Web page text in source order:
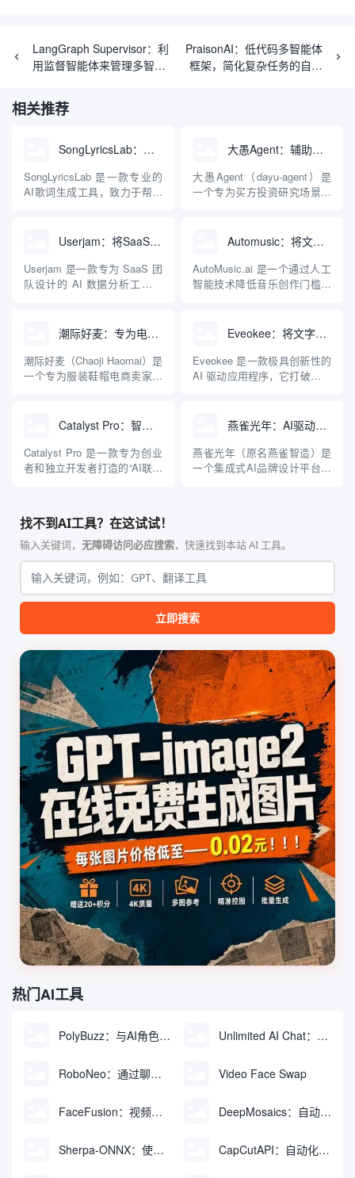
LangGraph Supervisor：利
用监督智能体来管理多智能
PraisonAI：低代码多智能体
框架，简化复杂任务的自动
相关推荐
SongLyricsLab：辅助生成具有专业结构的原创歌曲歌词工具
SongLyricsLab 是一款专业的
AI歌词生成工具，致力于帮助
输入主题就吐出整首空洞歌词
的传统生成器不同，
SongLyricsLab 基于对用户故
事的深度挖掘，采用独创的五
大愚Agent：辅助买方分析并解读财报的智能体系统
大愚Agent（dayu-agent）是
一个专为买方投资研究场景设
大语言模型（LLM）能力、结
构化财报提取工具、自动化的
财报下载与预处理数据管线，
以及研报撰写流程深度结合，
Userjam：将SaaS产品数据转化为自然语言故事的AI分析工具
Userjam 是一款专为 SaaS 团
队设计的 AI 数据分析工具，
易被忽视的问题。它不要求用
户构建复杂的图表，而是利用
人工智能技术，直接接入现有
的数据源（如 PostHog, Mi...
Automusic：将文本和歌词转化为原创歌曲的AI生成工具
AutoMusic.ai 是一个通过人工
智能技术降低音乐创作门槛的
知识、演奏乐器或使用复杂的
数字音频工作站（DAW），只
需输入一段文字描述或具体的
歌词，就能生成一首完整的歌
潮际好麦：专为电商卖家打造的AI模特试衣与商拍图生成工具
潮际好麦（Chaoji Haomai）是
一个专为服装鞋帽电商卖家设
中“模特贵、拍摄慢、修图难”
的核心痛点。该平台利用
AIGC（人工智能生成内容）技
术，让用户无需聘请真实模特
Eveokee：将文字日记自动转化为个性化音乐的AI生成工具
Eveokee 是一款极具创新性的
AI 驱动应用程序，它打破了传
的日记变成声音”，利用人工智
能技术分析用户输入的文字内
容和潜在情绪，自动谱写并生
成一首独一无二的歌曲。用户
Catalyst Pro：智能商业创意验证与AI联合创始人，模拟投资人视角评估创业点子，生成可行性分析报告
Catalyst Pro 是一款专为创业
者和独立开发者打造的“AI联合
谱”的痛点。该平台利用先进的
人工智能模型，模拟现实世界
中的专家顾问团（包括天使投
资人、产品经理、市场策略师
等角色）...
燕雀光年：AI驱动的品牌设计与LOGO生成工具
燕雀光年（原名燕雀智造）是
一个集成式AI品牌设计平台，
于公司、品牌或个人的
LOGO。平台利用人工智能技
术，根据用户输入的关键词和
偏好，在...
找不到AI工具？在这试试！
输入关键词， 无障碍访问必应搜索，快速找到本站 AI 工具。
立即搜索
热门AI工具
PolyBuzz：与AI角色互动的免费聊天与角色扮演平台 Unlimited AI Chat：免费无限制的AI聊天工具
RoboNeo：通过聊天生成和编辑视频与图像的AI工具 Video Face Swap
FaceFusion：视频换脸增强工具|语音同步视频嘴型动作 DeepMosaics：自动去除图像和视频中的马赛克，或向其添加马赛克
Sherpa-ONNX：使用ONNXRuntime实现离线语音识别和合成 CapCutAPI：自动化控制CapCut视频剪辑的开源工具